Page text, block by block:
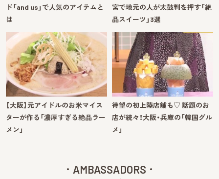
ド「and us」で人気のアイテムと
は
宮で地元の人が太鼓判を押す「絶
品スイーツ」3選
【大阪】元アイドルのお米マイス
ターが作る「濃厚すぎる絶品ラー
メン」
待望の初上陸店舗も♡ 話題のお
店が続々！大阪・兵庫の「韓国グル
メ」
AMBASSADORS